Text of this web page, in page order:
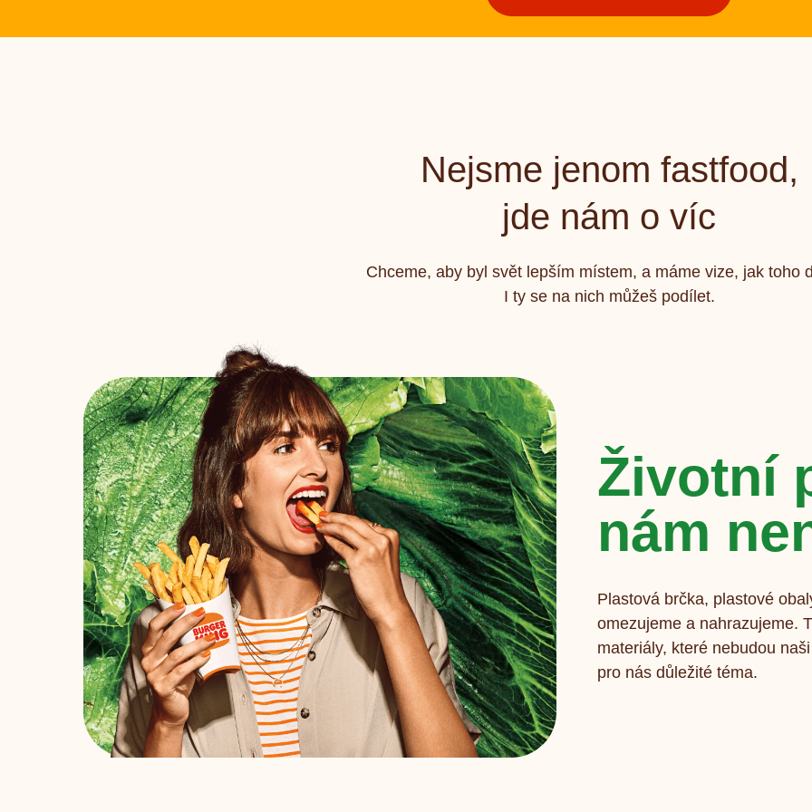
Nejsme jenom fastfood,
jde nám o víc
Chceme, aby byl svět lepším místem, a máme vize, jak toho
I ty se na nich můžeš podílet.
Životní
nám
Plastová brčka, plastové
omezujeme a nahrazujeme.
materiály, které nebudou
pro nás důležité téma.